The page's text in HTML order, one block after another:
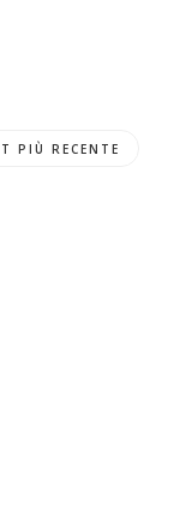
PIÙ RECENTE